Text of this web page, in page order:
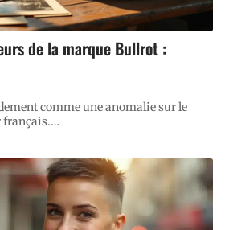
de la marque Bullrot :
comme une anomalie sur le
français.…